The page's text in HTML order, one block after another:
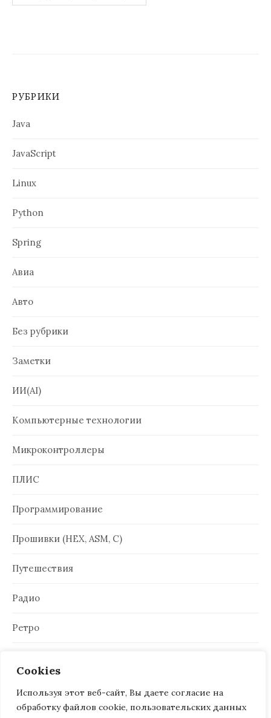
Cookies
Используя этот веб-сайт, Вы даете согласие на
обработку файлов cookie, пользовательских данных
записей
РУБРИКИ
Java
JavaScript
Linux
Python
Spring
Авиа
Авто
Без рубрики
Заметки
ИИ(AI)
Компьютерные технологии
Микроконтроллеры
ПЛИС
Программирование
Прошивки (HEX, ASM, C)
Путешествия
Радио
Ретро